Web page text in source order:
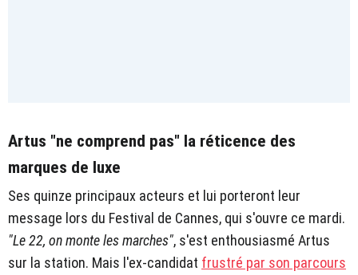
Artus "ne comprend pas" la réticence des
marques de luxe
Ses quinze principaux acteurs et lui porteront leur
message lors du Festival de Cannes, qui s'ouvre ce mardi.
"Le 22, on monte les marches", s'est enthousiasmé Artus
sur la station. Mais l'ex-candidat frustré par son parcours